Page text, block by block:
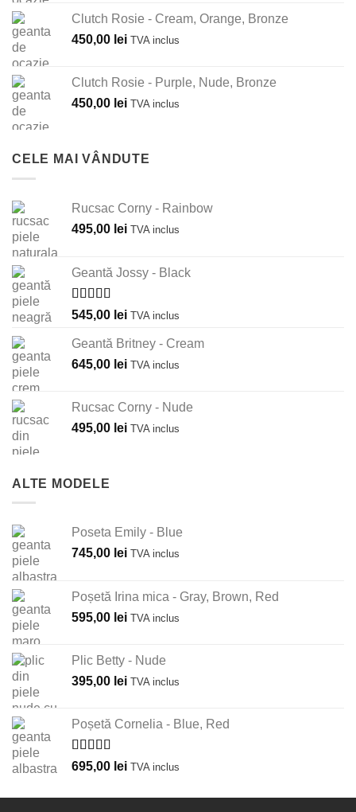
Clutch Rosie - Cream, Orange, Bronze
450,00 lei TVA inclus
Clutch Rosie - Purple, Nude, Bronze
450,00 lei TVA inclus
CELE MAI VÂNDUTE
Rucsac Corny - Rainbow
495,00 lei TVA inclus
Geantă Jossy - Black
Evaluat la
din 5
545,00 lei TVA inclus
Geantă Britney - Cream
645,00 lei TVA inclus
Rucsac Corny - Nude
495,00 lei TVA inclus
ALTE MODELE
Poseta Emily - Blue
745,00 lei TVA inclus
Poșetă Irina mica - Gray, Brown, Red
595,00 lei TVA inclus
Plic Betty - Nude
395,00 lei TVA inclus
Poșetă Cornelia - Blue, Red
Evaluat la
din 5
695,00 lei TVA inclus